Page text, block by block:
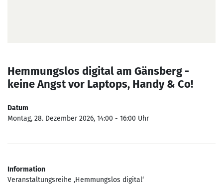
Hemmungslos digital am Gänsberg -
keine Angst vor Laptops, Handy & Co!
Datum
Montag, 28. Dezember 2026, 14:00 - 16:00 Uhr
Information
Veranstaltungsreihe ‚Hemmungslos digital‘